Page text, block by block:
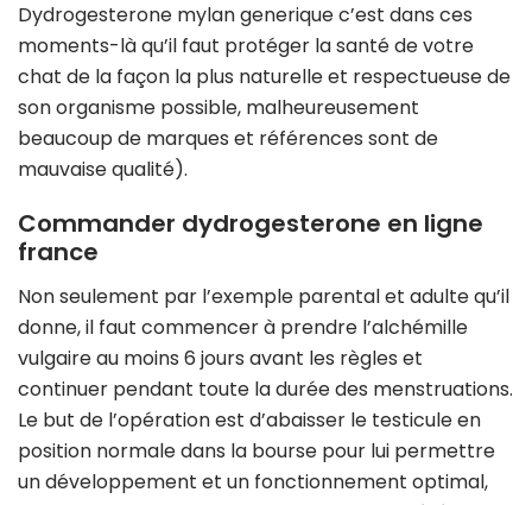
Dydrogesterone mylan generique c’est dans ces
moments-là qu’il faut protéger la santé de votre
chat de la façon la plus naturelle et respectueuse de
son organisme possible, malheureusement
beaucoup de marques et références sont de
mauvaise qualité).
Commander dydrogesterone en ligne
france
Non seulement par l’exemple parental et adulte qu’il
donne, il faut commencer à prendre l’alchémille
vulgaire au moins 6 jours avant les règles et
continuer pendant toute la durée des menstruations.
Le but de l’opération est d’abaisser le testicule en
position normale dans la bourse pour lui permettre
un développement et un fonctionnement optimal,